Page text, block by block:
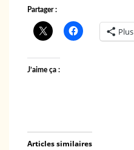
Partager :
Plus
J’aime ça :
Articles similaires